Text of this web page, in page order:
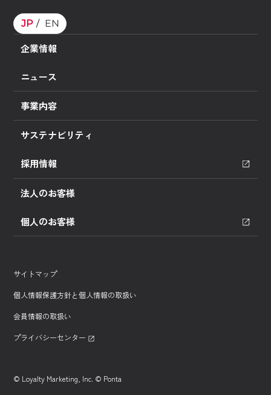
JP EN
企業情報
ニュース
事業内容
サステナビリティ
採用情報
法人のお客様
個人のお客様
サイトマップ
個人情報保護方針と個人情報の取扱い
会員情報の取扱い
プライバシーセンター
© Loyalty Marketing, Inc. © Ponta